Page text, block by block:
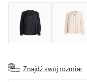
Znajdź swój rozmiar